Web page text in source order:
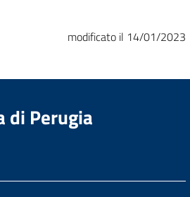
modificato il 14/01/2023
di Perugia